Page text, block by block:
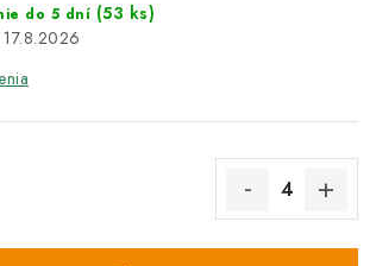
do 5 dní (53 ks)
17.8.2026